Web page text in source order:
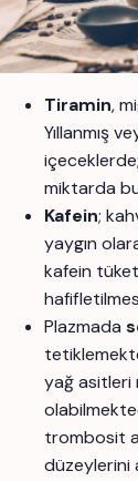
Tiramin,
Yıllanmış
miktarda
Kafein;
yaygın
kafein
Plazmada
yağ asitleri
trombosit
düzeylerini